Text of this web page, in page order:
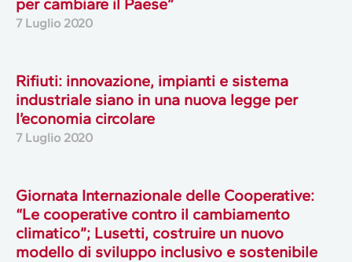
7 Luglio 2020
Rifiuti: innovazione, impianti e sistema
industriale siano in una nuova legge per
l’economia circolare
7 Luglio 2020
Giornata Internazionale delle Cooperative:
“Le cooperative contro il cambiamento
climatico”; Lusetti, costruire un nuovo
modello di sviluppo inclusivo e sostenibile